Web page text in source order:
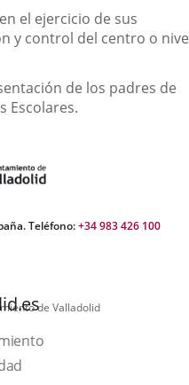
el ejercicio de sus
y control del centro o
de los padres de
Escolares.
Teléfono:+34 983 426 100
de Valladolid